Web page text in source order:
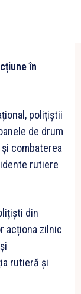
în
polițiștii
de drum
combaterea
rutiere
din
acționa zilnic
rutieră și